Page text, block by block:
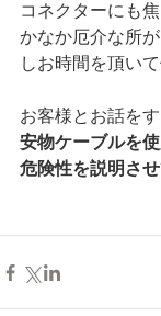
コネクターにも
かなか厄介な所
しお時間を頂い
お客様とお話を
安物ケーブルを
危険性を説明さ